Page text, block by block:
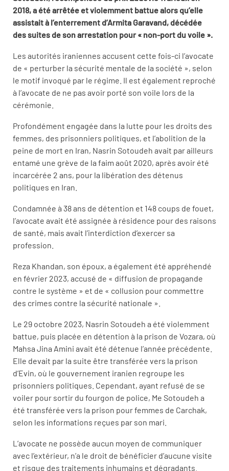
2018, a été arrêtée et violemment battue alors qu’elle
assistait à l’enterrement d’Armita Garavand, décédée
des suites de son arrestation pour « non-port du voile ».
Les autorités iraniennes accusent cette fois-ci l’avocate
de « perturber la sécurité mentale de la société », selon
le motif invoqué par le régime. Il est également reproché
à l’avocate de ne pas avoir porté son voile lors de la
cérémonie.
Profondément engagée dans la lutte pour les droits des
femmes, des prisonniers politiques, et l’abolition de la
peine de mort en Iran, Nasrin Sotoudeh avait par ailleurs
entamé une grève de la faim août 2020, après avoir été
incarcérée 2 ans, pour la libération des détenus
politiques en Iran.
Condamnée à 38 ans de détention et 148 coups de fouet,
l’avocate avait été assignée à résidence pour des raisons
de santé, mais avait l’interdiction d’exercer sa
profession.
Reza Khandan, son époux, a également été appréhendé
en février 2023, accusé de « diffusion de propagande
contre le système » et de « collusion pour commettre
des crimes contre la sécurité nationale ».
Le 29 octobre 2023, Nasrin Sotoudeh a été violemment
battue, puis placée en détention à la prison de Vozara, où
Mahsa Jina Amini avait été détenue l’année précédente.
Elle devait par la suite être transférée vers la prison
d’Evin, où le gouvernement iranien regroupe les
prisonniers politiques. Cependant, ayant refusé de se
voiler pour sortir du fourgon de police, Me Sotoudeh a
été transférée vers la prison pour femmes de Carchak,
selon les informations reçues par son mari.
L’avocate ne possède aucun moyen de communiquer
avec l’extérieur, n’a le droit de bénéficier d’aucune visite
et risque des traitements inhumains et dégradants.